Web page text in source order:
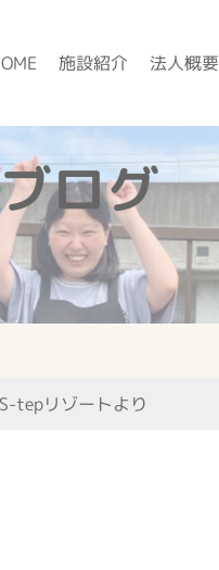
施設紹介 法人概要
ブログ
tepリゾートより